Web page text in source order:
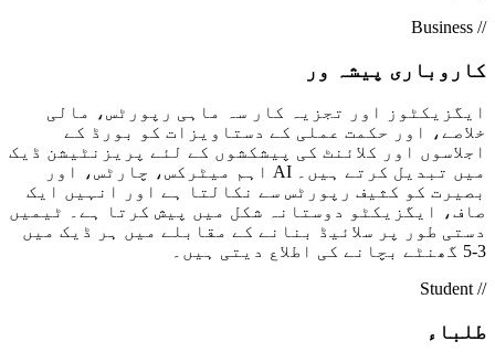
// Business
کاروباری پیشہ ور
ایگزیکٹوز اور تجزیہ کار سہ ماہی رپورٹس، مالی
خلاصے، اور حکمت عملی کے دستاویزات کو بورڈ کے
اجلاسوں اور کلائنٹ کی پیشکشوں کے لئے پریزنٹیشن ڈیک
میں تبدیل کرتے ہیں۔ AI اہم میٹرکس، چارٹس، اور
بصیرت کو کثیف رپورٹس سے نکالتا ہے اور انہیں ایک
صاف، ایگزیکٹو دوستانہ شکل میں پیش کرتا ہے۔ ٹیمیں
دستی طور پر سلائیڈ بنانے کے مقابلے میں ہر ڈیک میں
3-5 گھنٹے بچانے کی اطلاع دیتی ہیں۔
// Student
طلباء